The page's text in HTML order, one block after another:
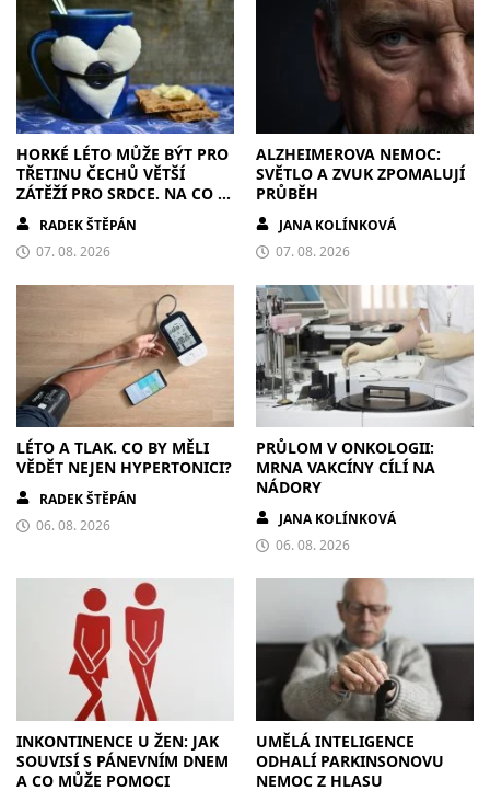
HORKÉ LÉTO MŮŽE BÝT PRO
TŘETINU ČECHŮ VĚTŠÍ
ZÁTĚŽÍ PRO SRDCE. NA CO SI
DÁT POZOR?
RADEK ŠTĚPÁN
07. 08. 2026
ALZHEIMEROVA NEMOC:
SVĚTLO A ZVUK ZPOMALUJÍ
PRŮBĚH
JANA KOLÍNKOVÁ
07. 08. 2026
LÉTO A TLAK. CO BY MĚLI
VĚDĚT NEJEN HYPERTONICI?
RADEK ŠTĚPÁN
06. 08. 2026
PRŮLOM V ONKOLOGII:
MRNA VAKCÍNY CÍLÍ NA
NÁDORY
JANA KOLÍNKOVÁ
06. 08. 2026
INKONTINENCE U ŽEN: JAK
SOUVISÍ S PÁNEVNÍM DNEM
A CO MŮŽE POMOCI
UMĚLÁ INTELIGENCE
ODHALÍ PARKINSONOVU
NEMOC Z HLASU